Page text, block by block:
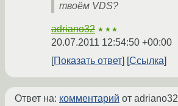
твоём VDS?
adriano32 ★★★
20.07.2011 12:54:50 +00:00
Показать ответ
Ссылка
Ответ на: комментарий от adriano32